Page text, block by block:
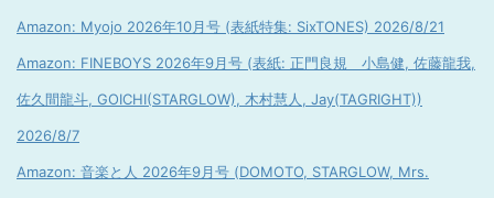
Amazon: Myojo 2026年10月号 (表紙特集: SixTONES) 2026/8/21
Amazon: FINEBOYS 2026年9月号 (表紙: 正門良規 小島健, 佐藤龍我,
佐久間龍斗, GOICHI(STARGLOW), 木村慧人, Jay(TAGRIGHT))
2026/8/7
Amazon: 音楽と人 2026年9月号 (DOMOTO, STARGLOW, Mrs.